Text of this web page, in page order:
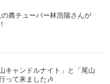
農チューバー林浩陽さんが
キャンドルナイト」と「尾山
って来ました🎶